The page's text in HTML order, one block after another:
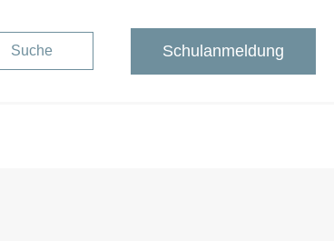
Suche Schulanmeldung